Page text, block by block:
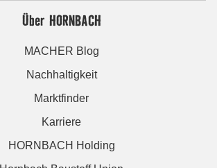
Über HORNBACH
MACHER Blog
Nachhaltigkeit
Marktfinder
Karriere
HORNBACH Holding